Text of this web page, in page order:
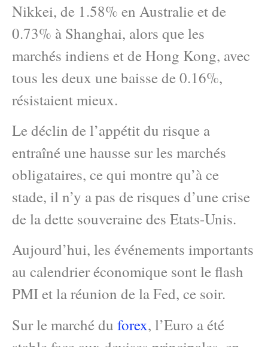
Nikkei, de 1.58% en Australie et de
0.73% à Shanghai, alors que les
marchés indiens et de Hong Kong, avec
tous les deux une baisse de 0.16%,
résistaient mieux.
Le déclin de l’appétit du risque a
entraîné une hausse sur les marchés
obligataires, ce qui montre qu’à ce
stade, il n’y a pas de risques d’une crise
de la dette souveraine des Etats-Unis.
Aujourd’hui, les événements importants
au calendrier économique sont le flash
PMI et la réunion de la Fed, ce soir.
Sur le marché du forex, l’Euro a été